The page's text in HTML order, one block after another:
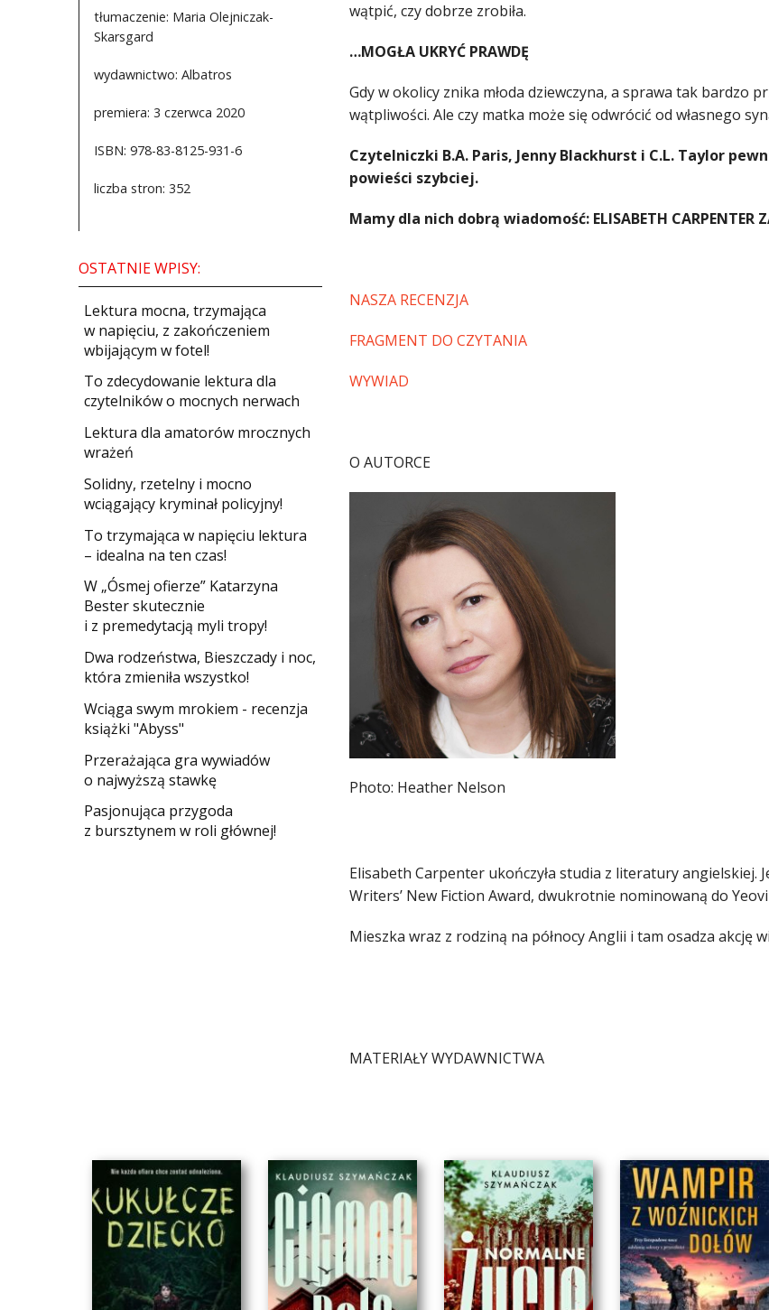
tłumaczenie: Maria Olejniczak-
Skarsgard
wydawnictwo: Albatros
premiera: 3 czerwca 2020
ISBN: 978-83-8125-931-6
liczba stron: 352
OSTATNIE WPISY:
​Lektura mocna, trzymająca
w napięciu, z zakończeniem
wbijającym w fotel!
​To zdecydowanie lektura dla
czytelników o mocnych nerwach
Lektura dla amatorów mrocznych
wrażeń
Solidny, rzetelny i mocno
wciągający kryminał policyjny!
​To trzymająca w napięciu lektura
– idealna na ten czas!
W „Ósmej ofierze” Katarzyna
Bester skutecznie
i z premedytacją myli tropy!
Dwa rodzeństwa, Bieszczady i noc,
która zmieniła wszystko!
Wciąga swym mrokiem - recenzja
książki "Abyss"
​Przerażająca gra wywiadów
o najwyższą stawkę
Pasjonująca przygoda
z bursztynem w roli głównej!
wątpić, czy dobrze zrobiła.
…MOGŁA UKRYĆ PRAWDĘ
Gdy w okolicy znika młoda dziewczyna, a sprawa tak bardzo
wątpliwości. Ale czy matka może się odwrócić od własnego
Czytelniczki B.A. Paris, Jenny Blackhurst i C.L. Taylor
powieści szybciej.
Mamy dla nich dobrą wiadomość: ELISABETH CARPENTER
NASZA RECENZJA
FRAGMENT DO CZYTANIA
WYWIAD
O AUTORCE
Photo: Heather Nelson
Elisabeth Carpenter ukończyła studia z literatury
Writers’ New Fiction Award, dwukrotnie nominowaną do
Mieszka wraz z rodziną na północy Anglii i tam osadza akcję
MATERIAŁY WYDAWNICTWA